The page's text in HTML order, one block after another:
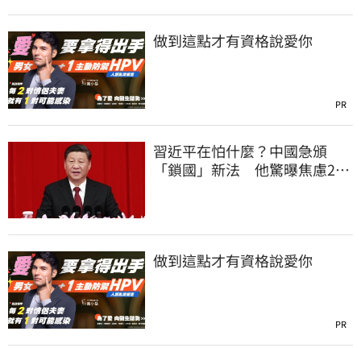
做到這點才有資格說愛你
PR
習近平在怕什麼？中國急頒
「鎖國」新法 他驚曝焦慮2
做到這點才有資格說愛你
PR